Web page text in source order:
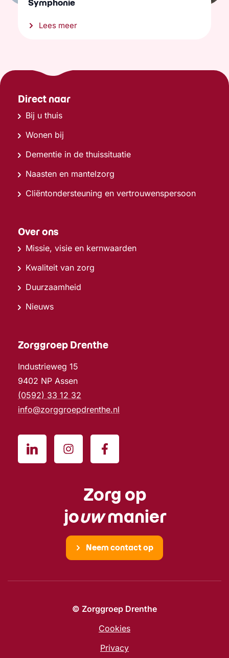
Symphonie
Lees meer
Direct naar
Bij u thuis
Wonen bij
Dementie in de thuissituatie
Naasten en mantelzorg
Cliëntondersteuning en vertrouwenspersoon
Over ons
Missie, visie en kernwaarden
Kwaliteit van zorg
Duurzaamheid
Nieuws
Zorggroep Drenthe
Industrieweg 15
9402 NP Assen
(0592) 33 12 32
info@zorggroepdrenthe.nl
Zorg op
jouwmanier
Neem contact op
© Zorggroep Drenthe
Cookies
Privacy